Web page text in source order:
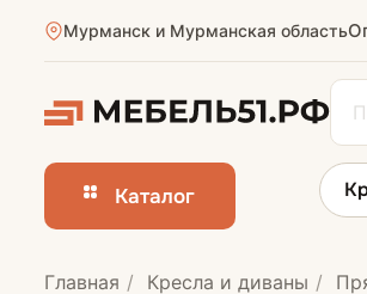
Мурманск и Мурманская область
Каталог
Главная Кресла и диваны